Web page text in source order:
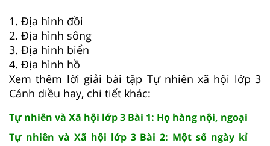
1. Địa hình đồi
2. Địa hình sông
3. Địa hình biển
4. Địa hình hồ
Xem thêm lời giải bài tập Tự nhiên xã hội lớp 3
Cánh diều hay, chi tiết khác:
Tự nhiên và Xã hội lớp 3 Bài 1: Họ hàng nội, ngoại
Tự nhiên và Xã hội lớp 3 Bài 2: Một số ngày kỉ